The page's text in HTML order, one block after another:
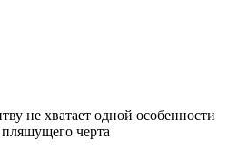
не хватает одной особенности
черта